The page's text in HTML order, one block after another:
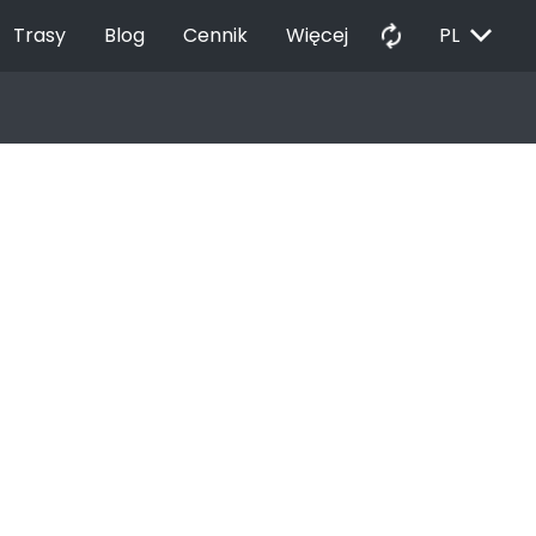
Trasy Blog Cennik Więcej autorenew PL EXPAND_MORE